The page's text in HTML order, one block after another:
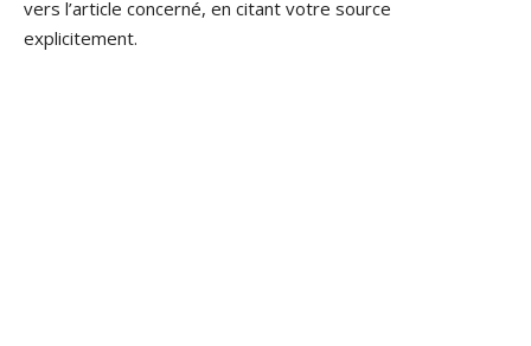
vers l’article concerné, en citant votre source
explicitement.